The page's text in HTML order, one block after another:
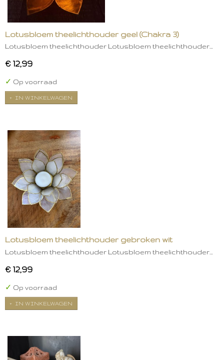
Lotusbloem theelichthouder geel (Chakra 3)
Lotusbloem theelichthouder Lotusbloem theelichthouder…
€ 12,99
✓ Op voorraad
IN WINKELWAGEN
Lotusbloem theelichthouder gebroken wit
Lotusbloem theelichthouder Lotusbloem theelichthouder…
€ 12,99
✓ Op voorraad
IN WINKELWAGEN